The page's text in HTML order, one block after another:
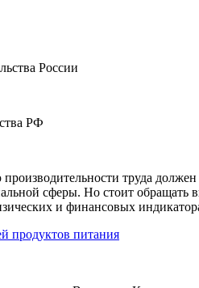
РФ
труда
сферы. Но стоит обращать
и финансовых